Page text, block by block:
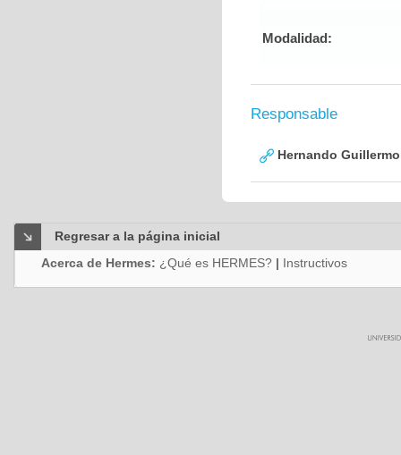
Modalidad:
Responsable
Hernando
Regresar a la página inicial
Acerca de Hermes: ¿Qué es HERMES? | Instructivos